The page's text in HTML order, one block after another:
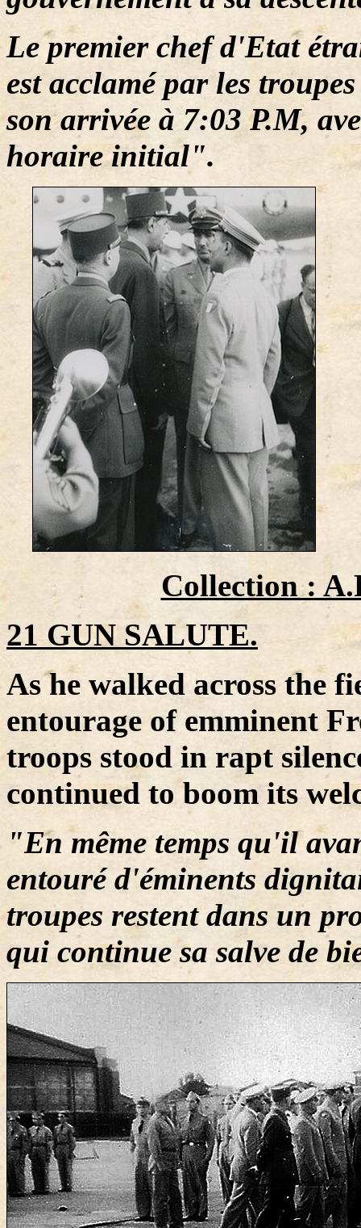
Le premier chef d'Etat
est acclamé par les
son arrivée à 7:03 P.M,
horaire initial".
Collection :
21 GUN SALUTE.
As he walked across the
entourage of emminent
troops stood in rapt
continued to boom its
"En même temps qu'il
entouré d'éminents
troupes restent dans un
qui continue sa salve de